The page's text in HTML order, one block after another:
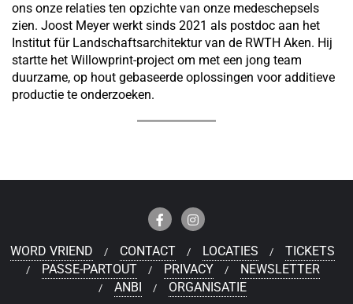
ons onze relaties ten opzichte van onze medeschepsels
zien. Joost Meyer werkt sinds 2021 als postdoc aan het
Institut für Landschaftsarchitektur van de RWTH Aken. Hij
startte het Willowprint-project om met een jong team
duurzame, op hout gebaseerde oplossingen voor additieve
productie te onderzoeken.
WORD VRIEND CONTACT LOCATIES
TICKETS
PASSE-PARTOUT
PRIVACY
NEWSLETTER
ANBI
ORGANISATIE